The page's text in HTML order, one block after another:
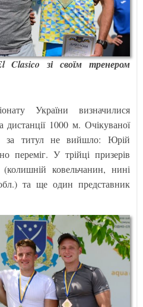
зі своїм тренером
України визначилися
1000 м. Очікуваної
за титул не вийшло: Юрій
переміг. У трійці призерів
ковельчанин, нині
та ще один представник